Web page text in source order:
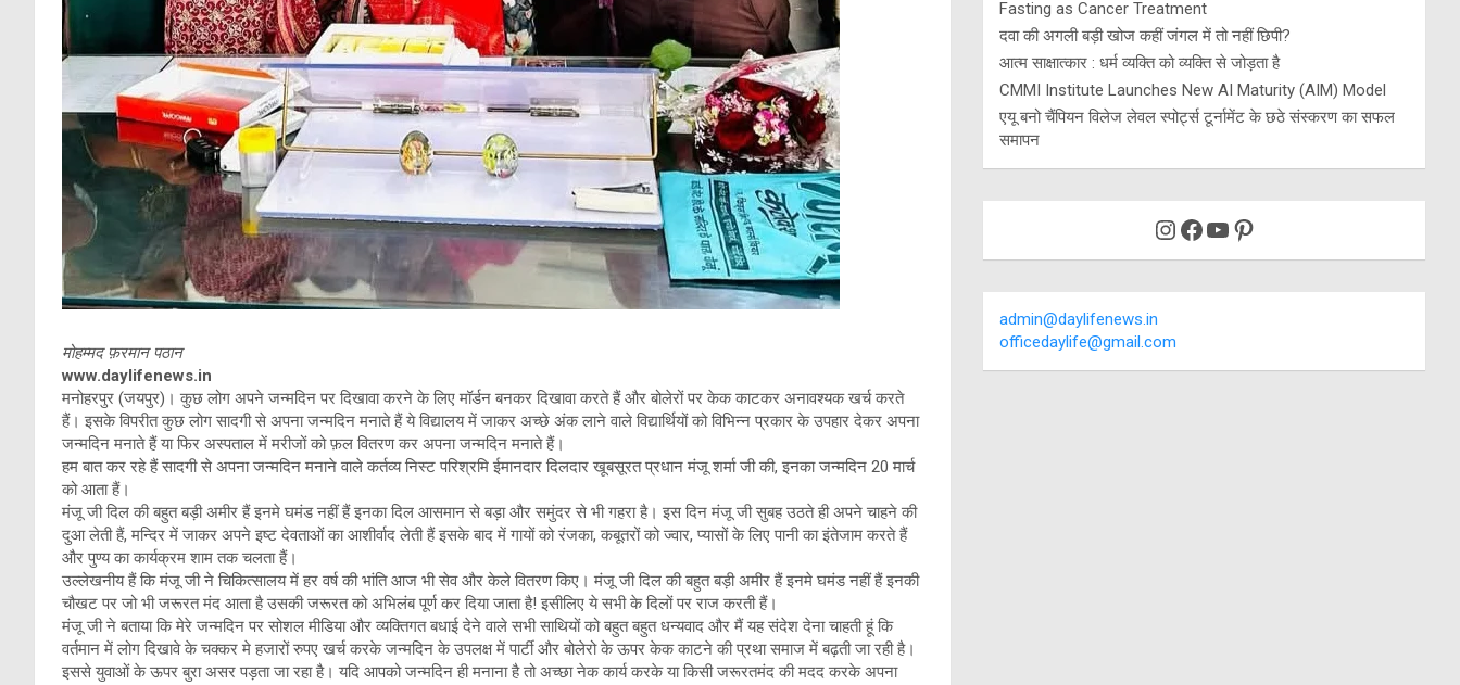
मोहम्मद फ़रमान पठान
www.daylifenews.in
मनोहरपुर (जयपुर)। कुछ लोग अपने जन्मदिन पर दिखावा करने के लिए मॉर्डन बनकर दिखावा करते हैं और बोलेरों पर केक काटकर अनावश्यक खर्च करते
हैं। इसके विपरीत कुछ लोग सादगी से अपना जन्मदिन मनाते हैं ये विद्यालय में जाकर अच्छे अंक लाने वाले विद्यार्थियों को विभिन्न प्रकार के उपहार देकर अपना
जन्मदिन मनाते हैं या फिर अस्पताल में मरीजों को फ़ल वितरण कर अपना जन्मदिन मनाते हैं।
हम बात कर रहे हैं सादगी से अपना जन्मदिन मनाने वाले कर्तव्य निस्ट परिश्रमि ईमानदार दिलदार खूबसूरत प्रधान मंजू शर्मा जी की, इनका जन्मदिन 20 मार्च
को आता हैं।
मंजू जी दिल की बहुत बड़ी अमीर हैं इनमे घमंड नहीं हैं इनका दिल आसमान से बड़ा और समुंदर से भी गहरा है। इस दिन मंजू जी सुबह उठते ही अपने चाहने की
दुआ लेती हैं, मन्दिर में जाकर अपने इष्ट देवताओं का आशीर्वाद लेती हैं इसके बाद में गायों को रंजका, कबूतरों को ज्वार, प्यासों के लिए पानी का इंतेजाम करते हैं
और पुण्य का कार्यक्रम शाम तक चलता हैं।
उल्लेखनीय हैं कि मंजू जी ने चिकित्सालय में हर वर्ष की भांति आज भी सेव और केले वितरण किए। मंजू जी दिल की बहुत बड़ी अमीर हैं इनमे घमंड नहीं हैं इनकी
चौखट पर जो भी जरूरत मंद आता है उसकी जरूरत को अभिलंब पूर्ण कर दिया जाता है! इसीलिए ये सभी के दिलों पर राज करती हैं।
मंजू जी ने बताया कि मेरे जन्मदिन पर सोशल मीडिया और व्यक्तिगत बधाई देने वाले सभी साथियों को बहुत बहुत धन्यवाद और मैं यह संदेश देना चाहती हूं कि
वर्तमान में लोग दिखावे के चक्कर मे हजारों रुपए खर्च करके जन्मदिन के उपलक्ष में पार्टी और बोलेरो के ऊपर केक काटने की प्रथा समाज में बढ़ती जा रही है।
इससे युवाओं के ऊपर बुरा असर पड़ता जा रहा है। यदि आपको जन्मदिन ही मनाना है तो अच्छा नेक कार्य करके या किसी जरूरतमंद की मदद करके अपना
Fasting as Cancer Treatment
दवा की अगली बड़ी खोज कहीं जंगल में तो नहीं छिपी?
आत्म साक्षात्कार : धर्म व्यक्ति को व्यक्ति से जोड़ता है
CMMI Institute Launches New AI Maturity (AIM) Model
एयू बनो चैंपियन विलेज लेवल स्पोर्ट्स टूर्नामेंट के छठे संस्करण का सफल
समापन
Instagram
Facebook
YouTube
Pinterest
admin@daylifenews.in
officedaylife@gmail.com